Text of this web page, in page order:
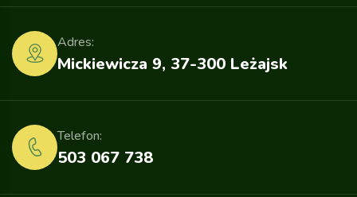
Mickiewicza 9, 37-300 Leżajsk
Adres:
503 067 738
Telefon: